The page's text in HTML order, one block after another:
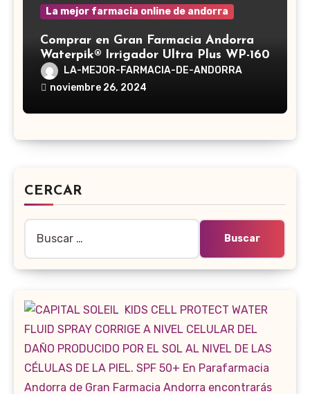
La mejor farmacia online de andorra
Comprar en Gran Farmacia Andorra
Waterpik® Irrigador Ultra Plus WP-160
LA-MEJOR-FARMACIA-DE-ANDORRA
noviembre 26, 2024
CERCAR